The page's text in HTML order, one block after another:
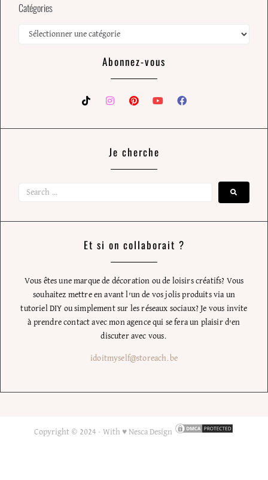
Catégories
Abonnez-vous
Je cherche
Et si on collaborait ?
Vous êtes une marque de décoration ou de loisirs créatifs? Vous
souhaitez mettre en avant l’un de vos jolis produits via un
tutoriel DIY ou simplement sur les réseaux sociaux? Je vous invite
à prendre contact avec mon agence qui se fera un plaisir d’en
discuter avec vous.
idoitmyself@storeach.be
Copyright © 2024 · With ♥ Nesca Design